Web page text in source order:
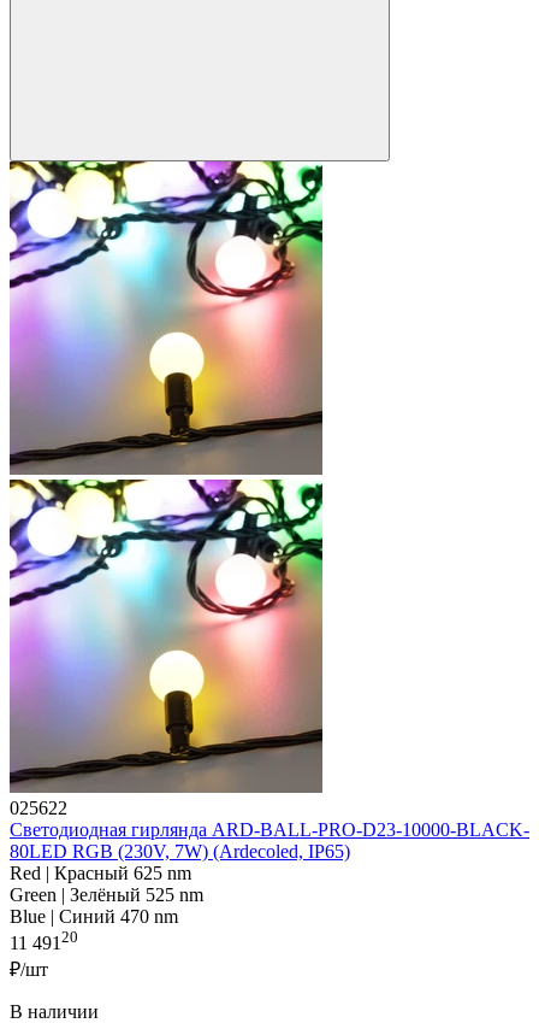
025622
Светодиодная гирлянда ARD-BALL-PRO-D23-10000-BLACK-
80LED RGB (230V, 7W) (Ardecoled, IP65)
Red | Красный 625 nm
Green | Зелёный 525 nm
Blue | Синий 470 nm
11 49120
₽/шт
В наличии